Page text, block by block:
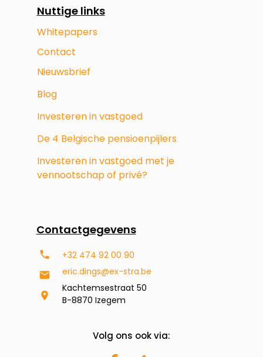
Nuttige links
Whitepapers
Contact
Nieuwsbrief
Blog
Investeren in vastgoed
De 4 Belgische pensioenpijlers
Investeren in vastgoed met je
vennootschap of privé?
Contactgegevens
+32 474 92 00 90
eric.dings@ex-stra.be
Kachtemsestraat 50
B-8870 Izegem
Volg ons ook via: